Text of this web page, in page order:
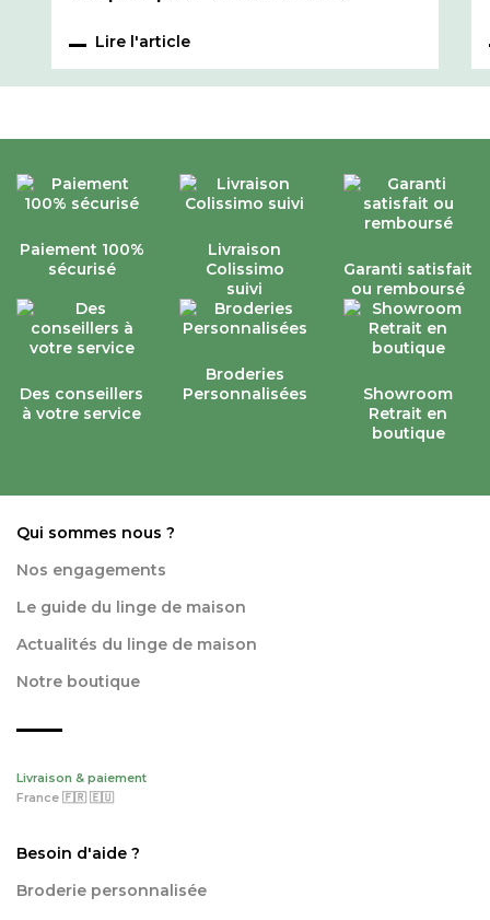
Lire l'article
Paiement 100%
sécurisé
Livraison
Colissimo
suivi
Garanti satisfait
ou remboursé
Des conseillers
à votre service
Broderies
Personnalisées
Showroom
Retrait en
boutique
Qui sommes nous ?
Nos engagements
Le guide du linge de maison
Actualités du linge de maison
Notre boutique
Livraison & paiement
France 🇫🇷 🇪🇺
Besoin d'aide ?
Broderie personnalisée